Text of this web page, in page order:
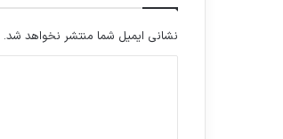
نشانی ایمیل شما منتشر نخواهد شد.